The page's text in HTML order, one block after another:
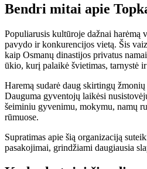
Bendri mitai apie
Populiarusis kultūroje dažnai harėmą
pavydo ir konkurencijos vietą. Šis
kaip Osmanų dinastijos privatus
ūkio, kurį palaikė švietimas, tarnystė ir
Haremą sudarė daug skirtingų
Dauguma gyventojų laikėsi
šeiminiu gyvenimu, mokymu, namų
rūmuose.
Supratimas apie šią organizaciją
pasakojimai, grindžiami daugiausia